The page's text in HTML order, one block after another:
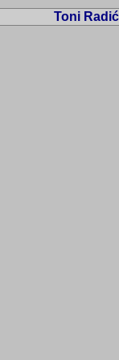
Toni Radić